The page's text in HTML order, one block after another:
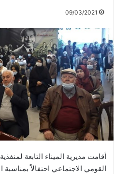
09/03/2021
أقامت مديرية الميناء التابعة
القومي الاجتماعي احتفالاً